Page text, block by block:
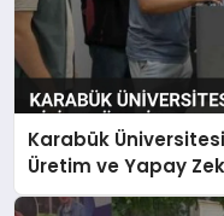
Karabük
Üretim ve Yapay